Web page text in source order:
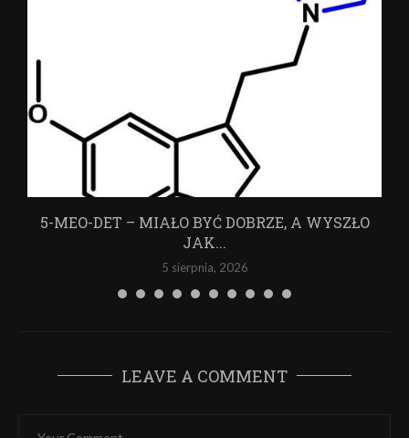
5-MEO-DET – MIAŁO BYĆ DOBRZE, A WYSZŁO
JAK...
5 sierpnia, 2026
LEAVE A COMMENT